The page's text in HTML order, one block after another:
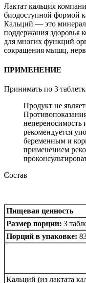
Лактат кальция
биодоступной формой
Кальций — это
поддержания здоровья
для многих функций
сокращения мышц,
ПРИМЕНЕНИЕ
Принимать по 3
Продукт не
непереносимость
рекомендуется
беременным и
применением
Состав
Пищевая ценность
Размер порции: 3
Порций в упаковке:
Кальций (из лактата